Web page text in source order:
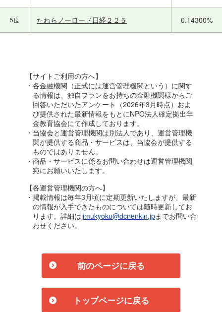
5位 たわらノーロード日経２２５ 0.14300%
【サイトご利用の方へ】
・各金融機関（正式には運営管理機関という）に関す
る情報は、独自プランをお持ちの金融機関様からご
回答いただいたアンケート（2026年3月時点）およ
び提供された最新情報をもとにNPO法人確定拠出年
金教育協会にて作成しております。
・当協会と運営管理機関は別法人であり、運営管理機
関が提供する商品・サービスは、当協会が提供する
ものではありません。
・商品・サービスに係るお問い合わせは運営管理機関
宛にお願いいたします。
【各運営管理機関の方へ】
・掲載情報は毎年3月頃に定期更新いたしますが、最新
の情報が入手できたものについては随時更新してお
ります。詳細はjimukyoku@dcnenkin.jpまでお問い合
わせください。
前のページに戻る
トップページに戻る